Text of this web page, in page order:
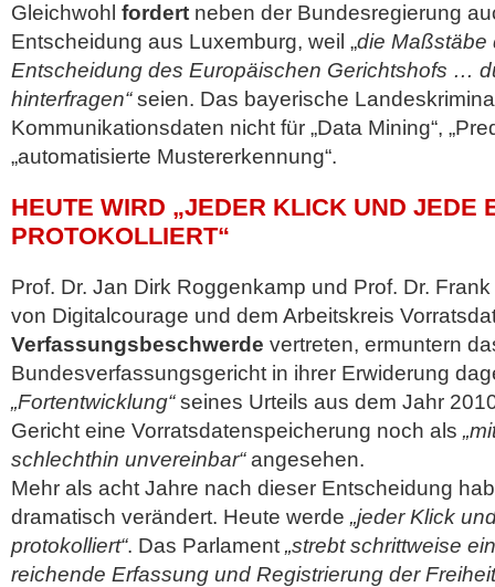
Gleichwohl fordert neben der Bundesregierung
Entscheidung aus Luxemburg, weil „die Maßstäbe
Entscheidung des Europäischen Gerichtshofs …
hinterfragen“seien. Das bayerische
Kommunikationsdaten nicht für „Data Mining“,
„automatisierte Mustererkennung“.
HEUTE WIRD „JEDER KLICK UND JEDE
PROTOKOLLIERT“
Prof. Dr. Jan Dirk Roggenkamp und Prof. Dr.
von Digitalcourage und dem Arbeitskreis
Verfassungsbeschwerde vertreten, ermuntern
Bundesverfassungsgericht in ihrer Erwiderung
„Fortentwicklung“seines Urteils aus dem Jahr
Gericht eine Vorratsdatenspeicherung noch als
schlechthin unvereinbar“angesehen.
Mehr als acht Jahre nach dieser Entscheidung
dramatisch verändert. Heute werde „jeder Klick
protokolliert“. Das Parlament „strebt schrittweise
reichende Erfassung und Registrierung der